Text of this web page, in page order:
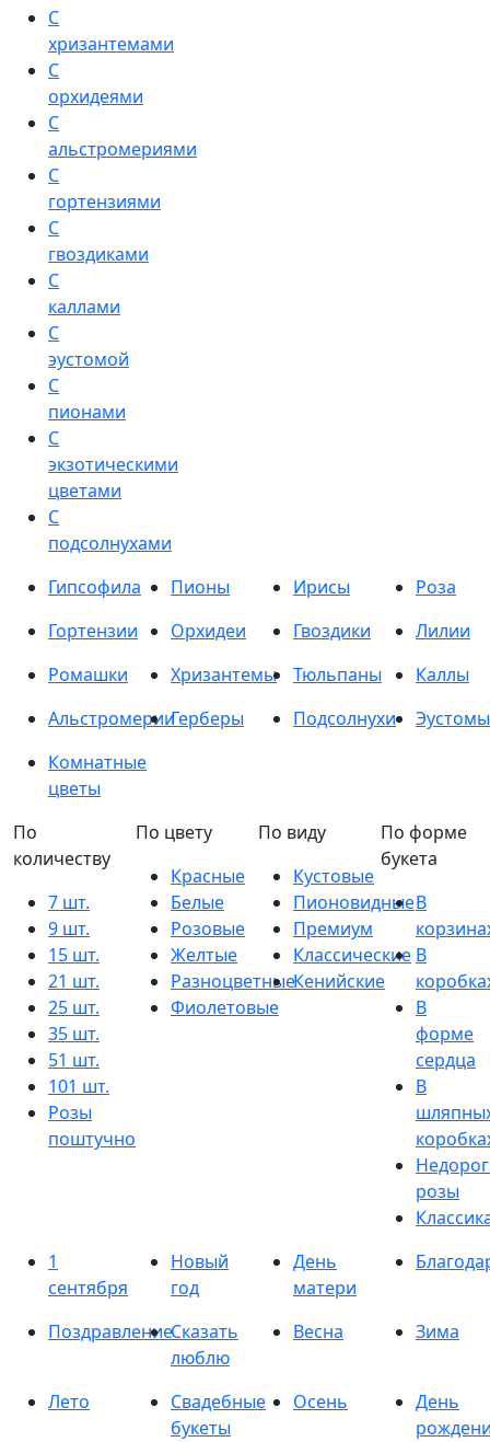
С
хризантемами
С
орхидеями
С
альстромериями
С
гортензиями
С
гвоздиками
С
каллами
С
эустомой
С
пионами
С
экзотическими
цветами
С
подсолнухами
Гипсофила
Пионы Ирисы
Роза
Гортензии
Орхидеи Гвоздики
Лилии
Ромашки
Хризантемы Тюльпаны
Каллы
АльстромерииГерберы Подсолнухи
Эустомы
Комнатные
цветы
По
количеству
7 шт.
9 шт.
15 шт.
21 шт.
25 шт.
35 шт.
51 шт.
101 шт.
Розы
поштучно
По цвету
Красные
Белые
Розовые
Желтые
Разноцветные
Фиолетовые
По виду
Кустовые
Пионовидные
Премиум
Классические
Кенийские
По форме
букета
В
В
В
форме
сердца
В
розы
1
сентября
Новый
год
День
матери
ПоздравлениеСказать
люблю
Весна Зима
Лето
Свадебные
букеты
Осень
День